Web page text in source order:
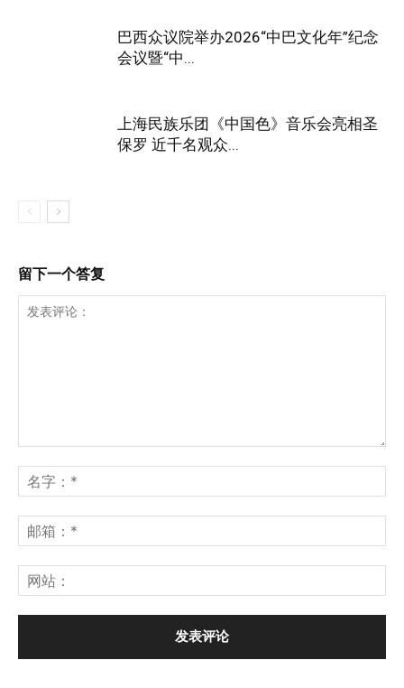
巴西众议院举办2026“中巴文化年”纪念
会议暨“中...
上海民族乐团《中国色》音乐会亮相圣
保罗 近千名观众...
留下一个答复